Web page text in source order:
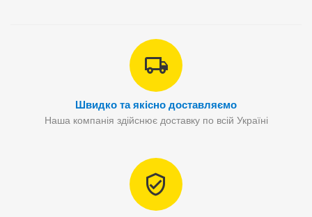
Швидко та якісно доставляємо
Наша компанія здійснює доставку по всій Україні